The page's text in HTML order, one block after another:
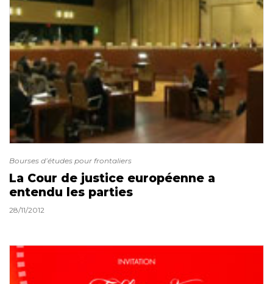
Bourses d’études pour frontaliers
La Cour de justice européenne a
entendu les parties
28/11/2012